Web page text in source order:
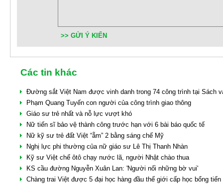
>> GỬI Ý KIẾN
Các tin khác
Đường sắt Việt Nam được vinh danh trong 74 công trình tại Sách
Phạm Quang Tuyến con người của công trình giao thông
Giáo sư trẻ nhất và nỗ lực vượt khó
Nữ tiến sĩ bảo vệ thành công trước hạn với 6 bài báo quốc tế
Nữ kỹ sư trẻ đất Việt “ẵm” 2 bằng sáng chế Mỹ
Nghị lực phi thường của nữ giáo sư Lê Thị Thanh Nhàn
Kỹ sư Việt chế ôtô chạy nước lã, người Nhật chào thua
KS cầu đường Nguyễn Xuân Lan: 'Người nối những bờ vui'
Chàng trai Việt được 5 đại học hàng đầu thế giới cấp học bổng tiến